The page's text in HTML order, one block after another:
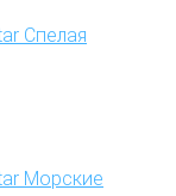
Спелая
Морские